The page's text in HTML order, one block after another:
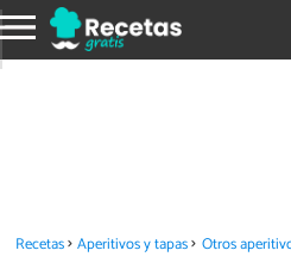
Recetas Aperitivos y tapas Otros